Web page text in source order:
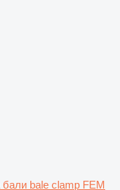
бали bale clamp FEM